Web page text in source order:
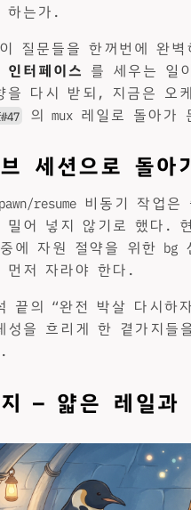
하는가.
이 질문들을 한꺼번에 완
인터페이스
를 세우는 일
을 다시 받되, 지금은 오
의 mux 레일로 돌아가
세션으로 돌아
resume 비동기 작업
밀어 넣지 않기로 했다.
에 자원 절약을 위한 bg
먼저 자라야 한다.
끝의 “완전 박살 다시하
성을 흐리게 한 곁가지들
— 얇은 레일과